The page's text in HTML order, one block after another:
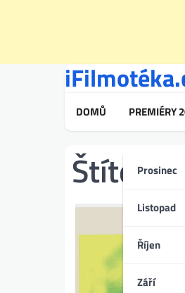
DOMŮ PREMIÉRY
Prosinec
Listopad
Říjen
Září
Štítek: